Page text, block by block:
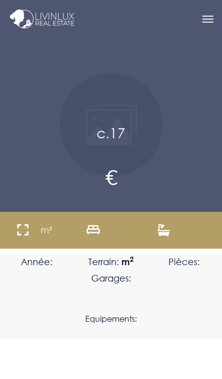
c.17
€
m²
Année: Terrain: m2
Pièces:
Garages:
Equipements: